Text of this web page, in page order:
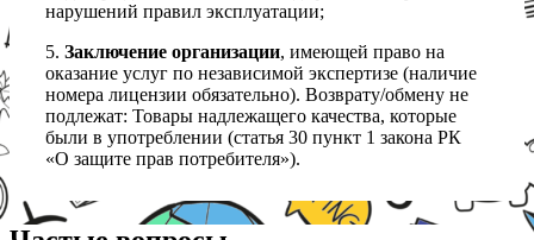
нарушений правил эксплуатации;
5. Заключение организации, имеющей право на
оказание услуг по независимой экспертизе (наличие
номера лицензии обязательно). Возврату/обмену не
подлежат: Товары надлежащего качества, которые
были в употреблении (статья 30 пункт 1 закона РК
«О защите прав потребителя»).